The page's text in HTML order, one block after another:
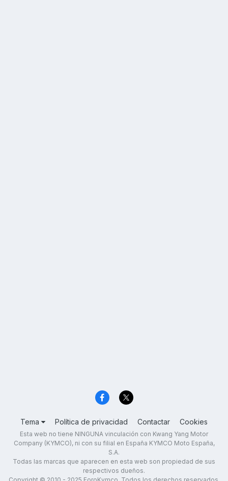
Tema Política de privacidad Contactar Cookies
Esta web no tiene NINGUNA vinculación con Kwang Yang Motor
Company (KYMCO), ni con su filial en España KYMCO Moto España,
S.A.
Todas las marcas que aparecen en esta web son propiedad de sus
respectivos dueños.